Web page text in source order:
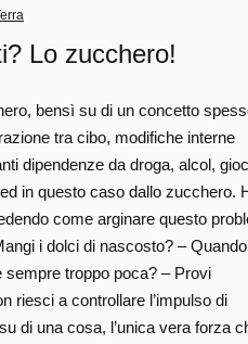
Lo zucchero!
bensì su di un concetto
tra cibo, modifiche interne
dipendenze da droga, alcol,
in questo caso dallo zucchero.
come arginare questo
i dolci di nascosto? –
sempre troppo poca? – Provi
riesci a controllare l’impulso di
di una cosa, l’unica vera forza